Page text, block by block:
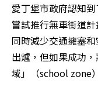
愛丁堡市政府認知
嘗試推行無車街道
同時減少交通擁塞
出爐，但如果成功
域」（school zone